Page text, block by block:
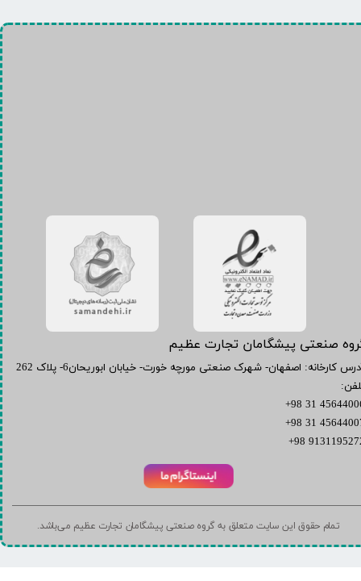
صنعتی پیشگامان تجارت عظیم
کارخانه: اصفهان- شهرک صنعتی مورچه خورت- خیابان ابوریحان6- پلاک 262
45644006 31
45644007 31
9131195272
تمام حقوق این سایت متعلق به گروه صنعتی پیشگامان تجارت عظیم می‌باشد.